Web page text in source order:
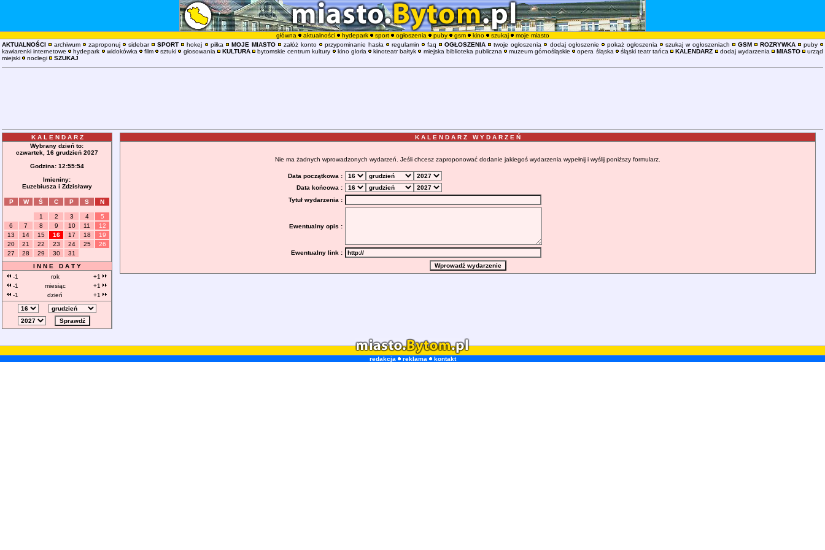
główna aktualności hydepark sport ogłoszenia puby gsm kino szukaj
moje miasto
AKTUALNOŚCI
archiwum zaproponuj sidebar SPORT hokej piłka MOJE MIASTO załóż konto przypominanie hasła regulamin faq OGŁOSZENIA twoje ogłoszenia dodaj ogłoszenie pokaż ogłoszenia szukaj w ogłoszeniach GSM ROZRYWKA
puby
kawiarenki internetowe
hydepark widokówka film sztuki głosowania KULTURA bytomskie centrum kultury kino gloria kinoteatr bałtyk miejska biblioteka publiczna muzeum górnośląskie opera śląska śląski teatr tańca KALENDARZ dodaj wydarzenia MIASTO
urząd
miejski
noclegi SZUKAJ
K A L E N D A R Z
Wybrany dzień to:
czwartek, 16 grudzień 2027
Godzina: 12:55:54
Imieniny:
Euzebiusza i Zdzisławy
P W Ś C P S N
1 2 3 4
5
6
7 8 9 10 11
12
13
14 15 16 17 18
19
20
21 22 23 24 25
26
27
28 29 30
31
I N N E D A T Y
-1
rok
+1
-1
miesiąc
+1
-1
dzień +1
K A L E N D A R Z W Y D A R Z E Ń
Nie ma żadnych wprowadzonych wydarzeń. Jeśli chcesz zaproponować dodanie jakiegoś wydarzenia wypełnij i wyślij poniższy formularz.
Data początkowa :
Data końcowa :
Tytuł wydarzenia :
Ewentualny opis :
Ewentualny link :
redakcja reklama kontakt